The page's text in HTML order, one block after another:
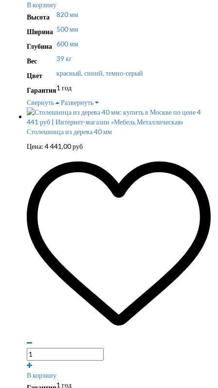
В корзину
Высота
820 мм
Ширина 500 мм
Глубина 600 мм
Вес 39 кг
Цвет красный, синий, темно-серый
Гарантия1 год
Свернуть
Развернуть
Столешница из дерева 40 мм
Цена: 4 441,00руб
В корзину
1 год